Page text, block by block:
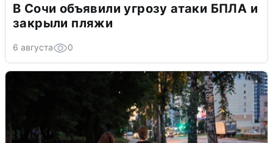
В Сочи объявили угрозу атаки БПЛА и
закрыли пляжи
6 августа 0